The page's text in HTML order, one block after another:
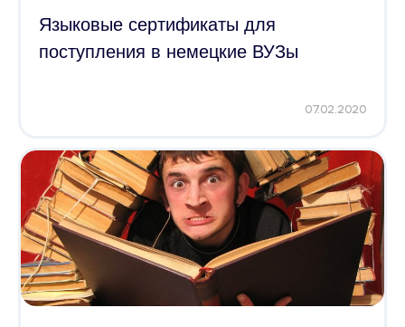
Языковые сертификаты для
поступления в немецкие ВУЗы
07.02.2020